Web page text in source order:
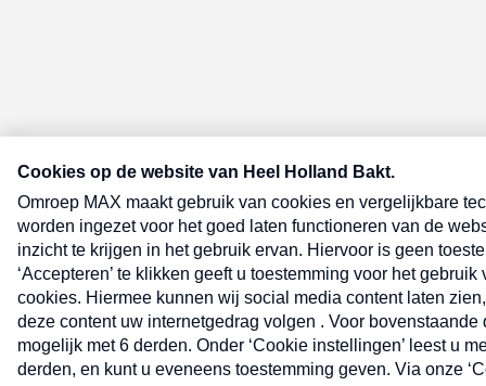
E-meel? Schrijf je in voor de Heel
nieuwsbrief